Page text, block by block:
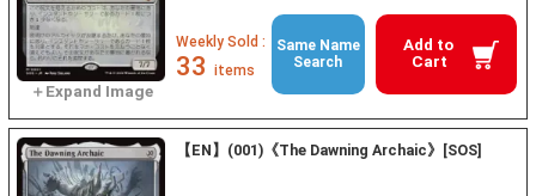
Add to
Cart
Weekly Sold :
33 items
Same Name
Search
【EN】(001)《The Dawning Archaic》[SOS]